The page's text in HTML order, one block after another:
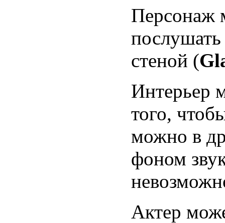
Персонаж
послушать
стеной (
Интерьер
того,
можно в
фоном
Актер